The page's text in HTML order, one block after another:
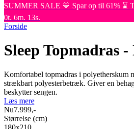
SUMMER SALE 💛 Spar op til 61% ⌛
0t. 6m. 13s.
Forside
Sleep Topmadras
Komfortabel topmadras i polyetherskum
strækbart polyesterbetræk. Giver en
beskytter sengen.
Læs mere
Nu7.999,-
Størrelse (cm)
180x210